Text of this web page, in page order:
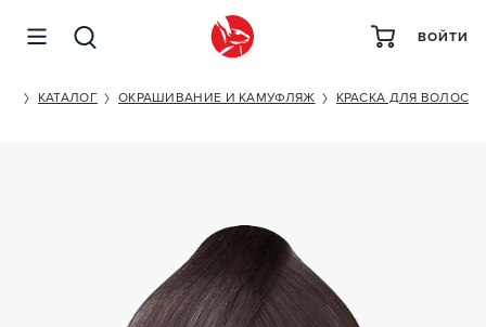
ВОЙТИ
КАТАЛОГ ОКРАШИВАНИЕ И КАМУФЛЯЖ КРАСКА ДЛЯ ВОЛОС
KEUNE TINTA COLOR NO.5.11